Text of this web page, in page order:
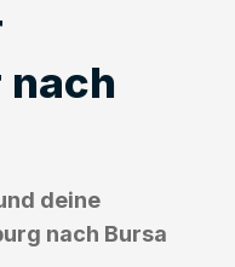
nach
deine
nach Bursa